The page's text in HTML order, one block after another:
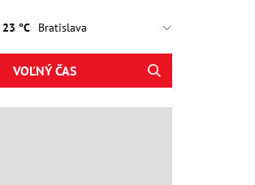
23 °C
VOĽNÝ ČAS